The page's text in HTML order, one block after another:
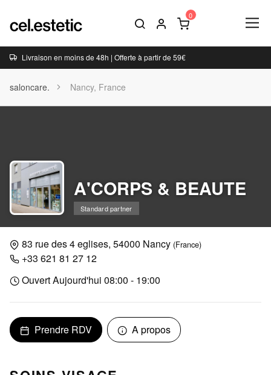
Livraison en moins de 48h | Offerte à partir de 59€
saloncare. Nancy, France
A'CORPS & BEAUTE
Standard partner
83 rue des 4 eglises, 54000 Nancy (France)
+33 621 81 27 12
Ouvert Aujourd'hui 08:00 - 19:00
Prendre RDV A propos